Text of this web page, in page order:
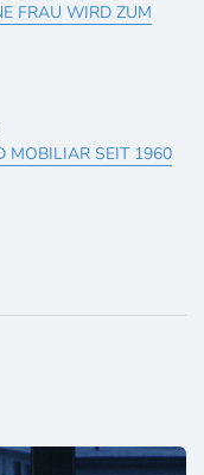
FRAU WIRD ZUM
MOBILIAR SEIT 1960